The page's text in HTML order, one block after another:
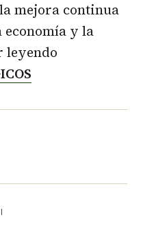
mejora continua
economía y la
leyendo